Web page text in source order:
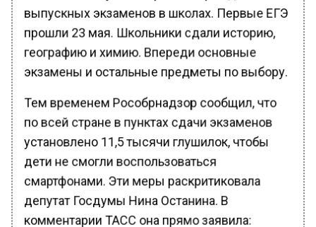
выпускных экзаменов в школах. Первые ЕГЭ
прошли 23 мая. Школьники сдали историю,
географию и химию. Впереди основные
экзамены и остальные предметы по выбору.
Тем временем Рособрнадзор сообщил, что
по всей стране в пунктах сдачи экзаменов
установлено 11,5 тысячи глушилок, чтобы
дети не смогли воспользоваться
смартфонами. Эти меры раскритиковала
депутат Госдумы Нина Останина. В
комментарии ТАСС она прямо заявила: